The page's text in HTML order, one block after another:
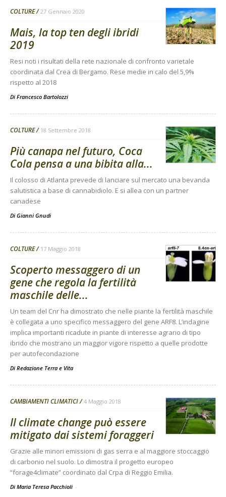
COLTURE 27 Gennaio 2020
Mais, la top ten degli ibridi
2019
Resi noti i risultati della rete nazionale di confronto varietale
coordinata dal Crea di Bergamo. Rese medie in calo del 5,9%
rispetto al 2018
Di Francesco Bartolozzi
COLTURE 18 Settembre 2018
Più canapa nel futuro, Coca
Cola pensa a una bibita alla...
Il colosso di Atlanta prevede di lanciare sul mercato una bevanda
salutistica a base di cannabidiolo. E si allea con un partner
canadese
Di Gianni Gnudi
COLTURE 17 Maggio 2018
Scoperto messaggero di un
gene che regola la fertilità
maschile delle...
Un team del Cnr ha dimostrato che nelle piante la fertilità maschile
è collegata a uno specifico messaggero del gene ARF8. L’indagine
implica importanti ricadute in piante di interesse agrario di tipo
ibrido che mostrano un maggior vigore rispetto a quelle prodotte
per autofecondazione
Di Redazione Terra e Vita
CAMBIAMENTI CLIMATICI 4 Maggio 2018
Il climate change può essere
mitigato dai sistemi foraggeri
Grazie alle minori emissioni di gas serra e al maggiore stoccaggio
di carbonio nel suolo. Lo dimostra il progetto europeo
“forage4climate” coordinato dal Crpa di Reggio Emilia.
Di Maria Teresa Pacchioli -